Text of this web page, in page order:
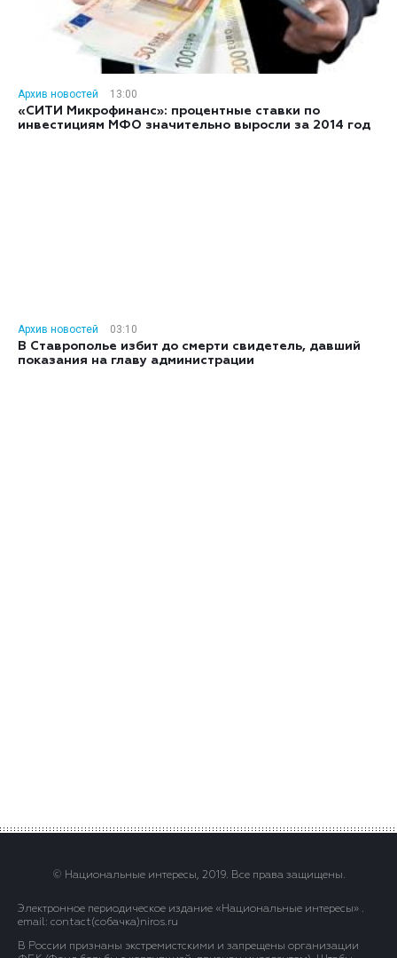
Архив новостей
13:00
«СИТИ Микрофинанс»: процентные ставки по
инвестициям МФО значительно выросли за 2014 год
Архив новостей
03:10
В Ставрополье избит до смерти свидетель, давший
показания на главу администрации
© Национальные интересы, 2019. Все права защищены.
Электронное периодическое издание «Национальные интересы» .
email: contact(сoбaчка)niros.ru
В России признаны экстремистскими и запрещены организации